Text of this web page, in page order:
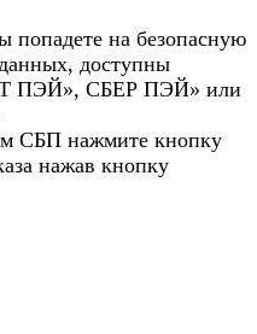
на безопасную
доступны
ПЭЙ», СБЕР ПЭЙ» или
СБП нажмите кнопку
нажав кнопку